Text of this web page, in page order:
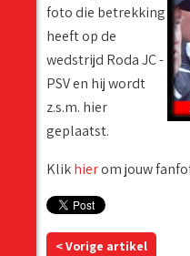
foto die betrekking
heeft op de
wedstrijd Roda JC -
PSV en hij wordt
z.s.m. hier
geplaatst.
Klikhierom jouw
< Vorige artikel